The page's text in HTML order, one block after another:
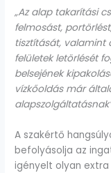
„Az alap takarítási
felmosást,
tisztítását, valamint
felületek letörlését
belsejének
vízkőoldás már
A szakértő
befolyásolja az
igényelt olyan